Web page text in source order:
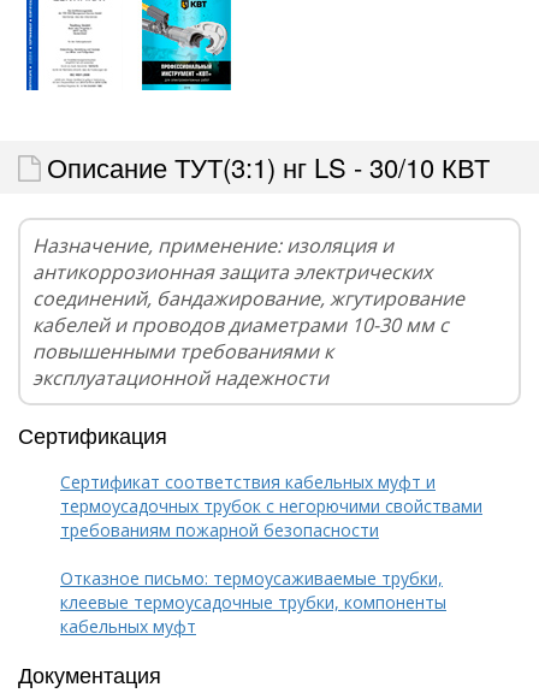
Описание ТУТ(3:1) нг LS - 30/10 КВТ
Назначение, применение: изоляция и
антикоррозионная защита электрических
соединений, бандажирование, жгутирование
кабелей и проводов диаметрами 10-30 мм с
повышенными требованиями к
эксплуатационной надежности
Сертификация
Сертификат соответствия кабельных муфт и
термоусадочных трубок с негорючими свойствами
требованиям пожарной безопасности
Отказное письмо: термоусаживаемые трубки,
клеевые термоусадочные трубки, компоненты
кабельных муфт
Документация